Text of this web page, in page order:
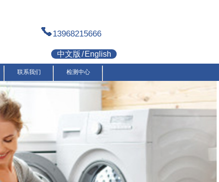
13968215666
中文版 / English
联系我们 检测中心